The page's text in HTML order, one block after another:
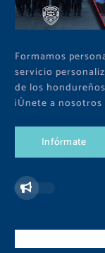
Formamos
servicio
de los
¡Únete a
Infórmate